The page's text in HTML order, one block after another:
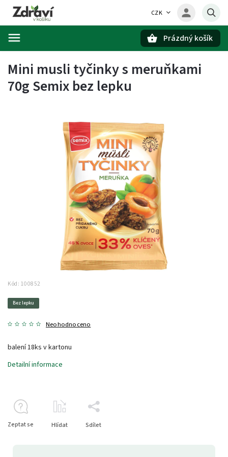
CZK
Prázdný košík
Mini musli tyčinky s meruňkami
70g Semix bez lepku
Kód: 100852
Bez lepku
Neohodnoceno
balení 18ks v kartonu
Detailní informace
Zeptat se Hlídat Sdílet